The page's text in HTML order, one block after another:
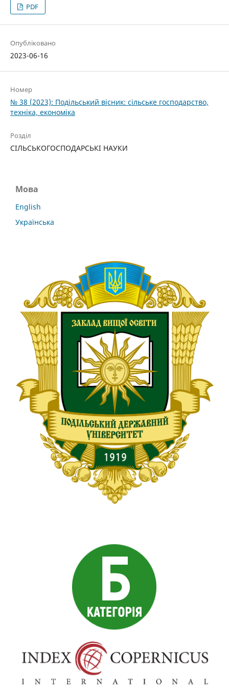
PDF
Опубліковано
2023-06-16
Номер
№ 38 (2023): Подільський вісник: сільське господарство,
техніка, економіка
Розділ
СІЛЬСЬКОГОСПОДАРСЬКІ НАУКИ
Мова
English
Українська